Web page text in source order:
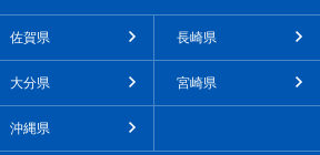
佐賀県 長崎県
大分県 宮崎県
沖縄県